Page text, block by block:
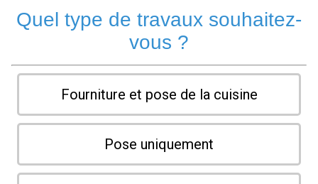
Quel type de travaux souhaitez-
vous ?
Fourniture et pose de la cuisine
Pose uniquement